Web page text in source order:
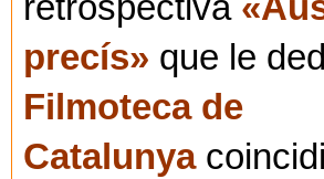
precís» que le
Filmoteca de
Catalunya